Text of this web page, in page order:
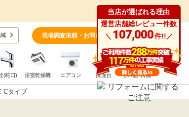
0
現場調査依頼・お問い合わせ
(蛇口) 浴室乾燥機 エアコン 洗面台 その他･特価
Cタイプ
当店が選ばれる理由
運営店舗総レビュー件数
＼ 107,000件!!／